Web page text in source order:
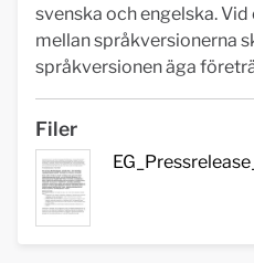
svenska och engelska.
mellan språkversionerna
språkversionen äga
Filer